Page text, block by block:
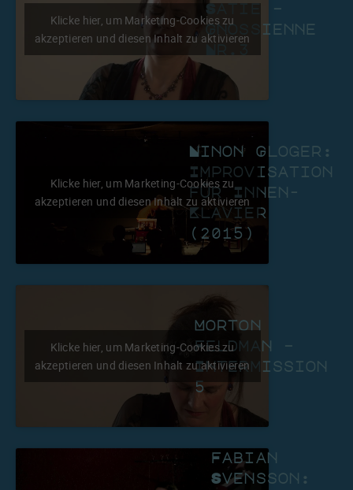
Satie –
Gnossienne
Klicke hier, um Marketing-Cookies zu
akzeptieren und diesen Inhalt zu aktivieren
Ninon Gloger:
Improvisation
für Innen-
Klavier
(2015)
Klicke hier, um Marketing-Cookies zu
akzeptieren und diesen Inhalt zu aktivieren
Morton
Feldman –
Intermission
5
Klicke hier, um Marketing-Cookies zu
akzeptieren und diesen Inhalt zu aktivieren
Fabian
Svensson: